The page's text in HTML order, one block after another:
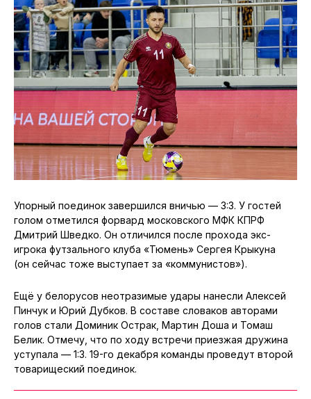
Упорный поединок завершился вничью — 3:3. У гостей
голом отметился форвард московского МФК КПРФ
Дмитрий Шведко. Он отличился после прохода экс-
игрока футзального клуба «Тюмень» Сергея Крыкуна
(он сейчас тоже выступает за «коммунистов»).
Ещё у белорусов неотразимые удары нанесли Алексей
Пинчук и Юрий Дубков. В составе словаков авторами
голов стали Доминик Острак, Мартин Доша и Томаш
Белик. Отмечу, что по ходу встречи приезжая дружина
уступала — 1:3. 19-го декабря команды проведут второй
товарищеский поединок.